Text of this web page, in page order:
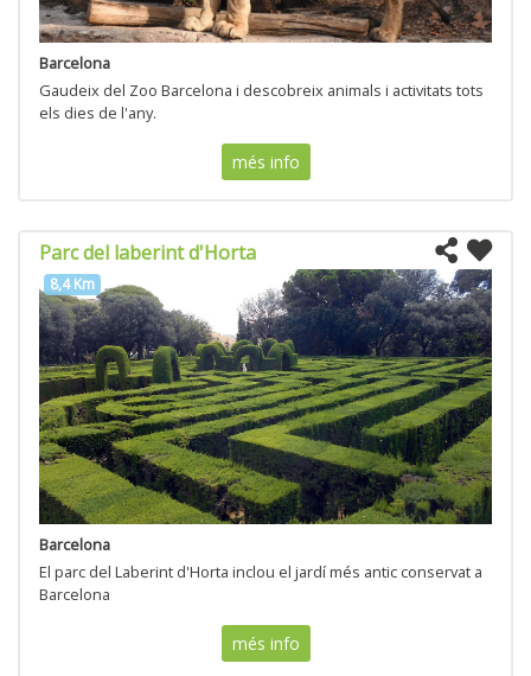
Barcelona
Gaudeix del Zoo Barcelona i descobreix animals i activitats tots
els dies de l'any.
més info
Parc del laberint d'Horta
8,4 Km
Barcelona
El parc del Laberint d'Horta inclou el jardí més antic conservat a
Barcelona
més info